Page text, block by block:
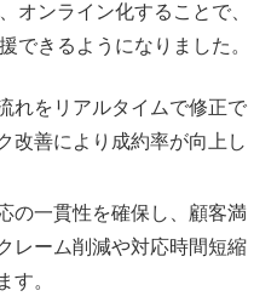
オンライン化することで、
できるようになりました。
れをリアルタイムで修正で
改善により成約率が向上し
の一貫性を確保し、顧客満
レーム削減や対応時間短縮
す。